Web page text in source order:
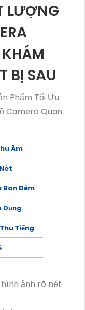
LƯỢNG
BỊ SAU
Phẩm Tối Ưu
Camera Quan
Âm
Ban Đêm
Dụng
Tiếng
ảnh rõ nét